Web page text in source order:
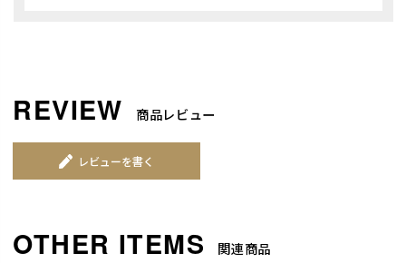
商品レビュー
レビューを書く
関連商品